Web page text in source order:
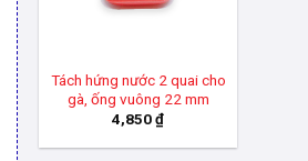
Tách hứng nước 2 quai cho
gà, ống vuông 22 mm
4,850₫